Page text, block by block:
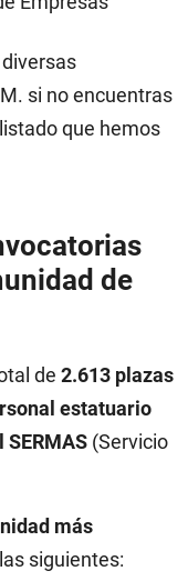
si no encuentras
que hemos
de
de 2.613 plazas
estatuario
(Servicio
más
siguientes: